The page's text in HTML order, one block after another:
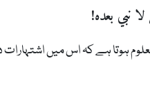
نبي بعده!
ہوتا ہے کہ اس میں اشتہارات